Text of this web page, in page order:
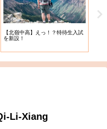
【2022年度入学】”北の頂”北嶺中
学に挑戦！！
Li-Xiang